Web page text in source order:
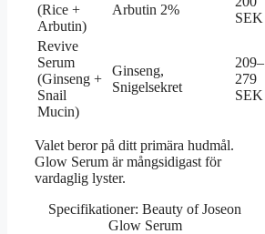
(Rice +
Arbutin)
Arbutin 2%
SEK
Revive
Serum
(Ginseng +
Snail
Mucin)
Ginseng,
Snigelsekret
209–
279
SEK
Valet beror på ditt primära hudmål.
Glow Serum är mångsidigast för
vardaglig lyster.
Specifikationer: Beauty of Joseon
Glow Serum